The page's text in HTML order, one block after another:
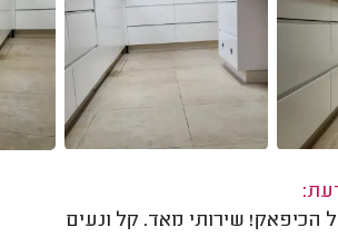
הכיפאק! שירותי מאד. קל ונעים